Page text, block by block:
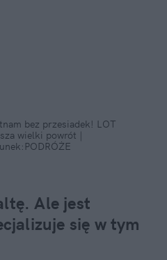
bez przesiadek! LOT
wielki powrót ️|
Ale jest
się w tym